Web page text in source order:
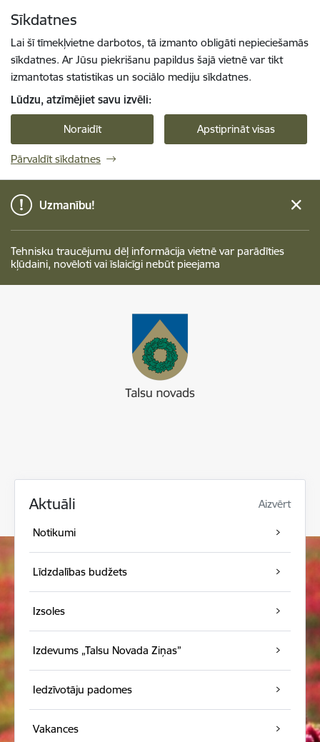
Sīkdatnes
Lai šī tīmekļvietne darbotos, tā izmanto obligāti nepieciešamās
sīkdatnes. Ar Jūsu piekrišanu papildus šajā vietnē var tikt
izmantotas statistikas un sociālo mediju sīkdatnes.
Lūdzu, atzīmējiet savu izvēli:
Noraidīt Apstiprināt visas
Pārvaldīt sīkdatnes
Uzmanību!
Tehnisku traucējumu dēļ informācija vietnē var parādīties
kļūdaini, novēloti vai īslaicīgi nebūt pieejama
Aktuāli Aizvērt
Notikumi
Līdzdalības budžets
Izsoles
Izdevums „Talsu Novada Ziņas”
Iedzīvotāju padomes
Vakances